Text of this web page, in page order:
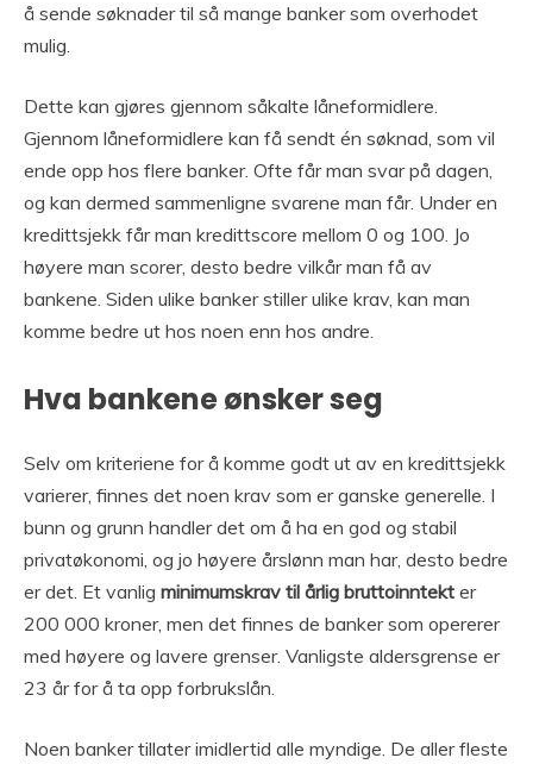
å sende søknader til så mange banker som overhodet
mulig.
Dette kan gjøres gjennom såkalte låneformidlere.
Gjennom låneformidlere kan få sendt én søknad, som vil
ende opp hos flere banker. Ofte får man svar på dagen,
og kan dermed sammenligne svarene man får. Under en
kredittsjekk får man kredittscore mellom 0 og 100. Jo
høyere man scorer, desto bedre vilkår man få av
bankene. Siden ulike banker stiller ulike krav, kan man
komme bedre ut hos noen enn hos andre.
Hva bankene ønsker seg
Selv om kriteriene for å komme godt ut av en kredittsjekk
varierer, finnes det noen krav som er ganske generelle. I
bunn og grunn handler det om å ha en god og stabil
privatøkonomi, og jo høyere årslønn man har, desto bedre
er det. Et vanlig minimumskrav til årlig bruttoinntekt er
200 000 kroner, men det finnes de banker som opererer
med høyere og lavere grenser. Vanligste aldersgrense er
23 år for å ta opp forbrukslån.
Noen banker tillater imidlertid alle myndige. De aller fleste